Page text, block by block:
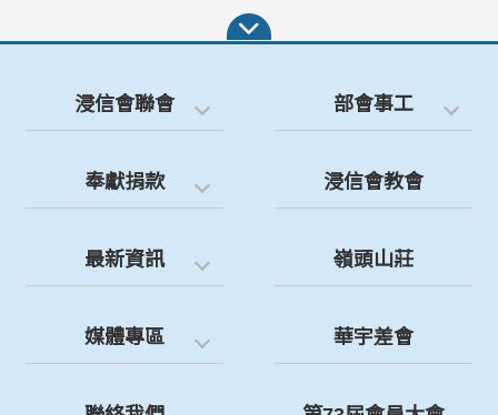
浸信會聯會 部會事工
奉獻捐款 浸信會教會
最新資訊 嶺頭山莊
媒體專區 華宇差會